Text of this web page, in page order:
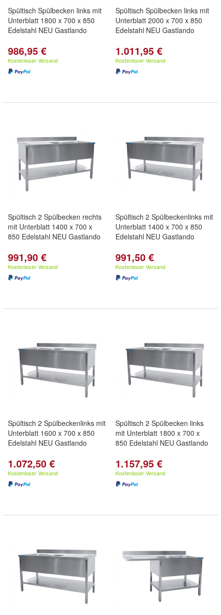
Spültisch Spülbecken links mit
Unterblatt 1800 x 700 x 850
Edelstahl NEU Gastlando
986,95 €
Kostenloser Versand
Spültisch Spülbecken links mit
Unterblatt 2000 x 700 x 850
Edelstahl NEU Gastlando
1.011,95 €
Kostenloser Versand
Spültisch 2 Spülbecken rechts
mit Unterblatt 1400 x 700 x
850 Edelstahl NEU Gastlando
991,90 €
Kostenloser Versand
Spültisch 2 Spülbeckenlinks mit
Unterblatt 1400 x 700 x 850
Edelstahl NEU Gastlando
991,50 €
Kostenloser Versand
Spültisch 2 Spülbeckenlinks mit
Unterblatt 1600 x 700 x 850
Edelstahl NEU Gastlando
1.072,50 €
Kostenloser Versand
Spültisch 2 Spülbecken links
mit Unterblatt 1800 x 700 x
850 Edelstahl NEU Gastlando
1.157,95 €
Kostenloser Versand